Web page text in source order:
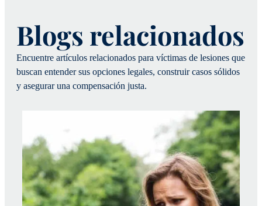
Blogs relacionados
Encuentre artículos relacionados para víctimas de lesiones que
buscan entender sus opciones legales, construir casos sólidos
y asegurar una compensación justa.